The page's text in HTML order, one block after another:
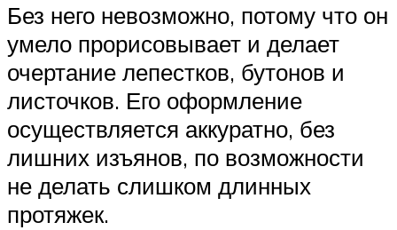
Без него невозможно, потому что он
умело прорисовывает и делает
очертание лепестков, бутонов и
листочков. Его оформление
осуществляется аккуратно, без
лишних изъянов, по возможности
не делать слишком длинных
протяжек.